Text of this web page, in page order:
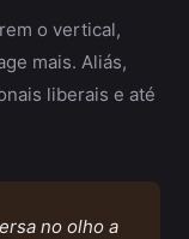
o vertical,
mais. Aliás,
liberais e até
no olho a